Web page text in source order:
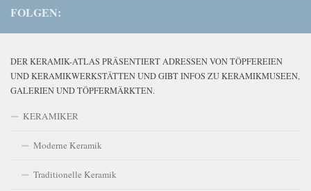
FOLGEN:
DER KERAMIK-ATLAS PRÄSENTIERT ADRESSEN VON TÖPFEREIEN
UND KERAMIKWERKSTÄTTEN UND GIBT INFOS ZU KERAMIKMUSEEN,
GALERIEN UND TÖPFERMÄRKTEN.
KERAMIKER
Moderne Keramik
Traditionelle Keramik